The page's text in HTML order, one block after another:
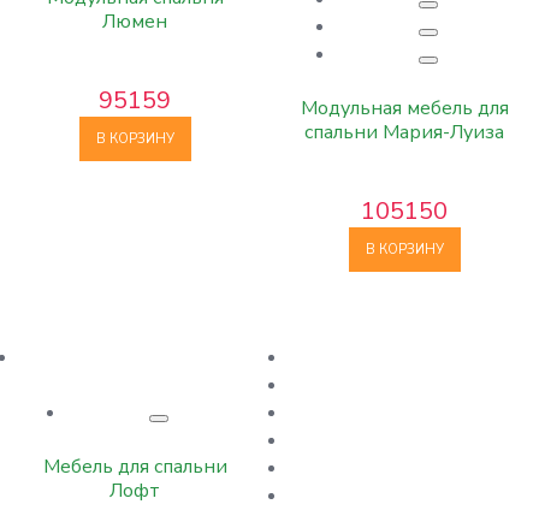
Люмен
95159
В КОРЗИНУ
Модульная мебель для
спальни Мария-Луиза
105150
В КОРЗИНУ
Мебель для спальни
Лофт